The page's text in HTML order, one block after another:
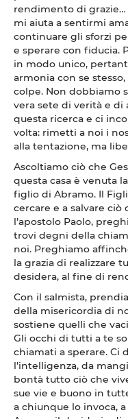
rendimento di
mi aiuta a sentirmi
continuare gli sforzi
e sperare con fiducia.
in modo unico,
armonia con se
colpe. Non dobbiamo
vera sete di verità e di
questa ricerca e ci
volta: rimetti a noi i
alla tentazione, ma
Ascoltiamo ciò che
questa casa è venuta
figlio di Abramo. Il
cercare e a salvare
l’apostolo Paolo,
trovi degni della
noi. Preghiamo
la grazia di realizzare
desidera, al fine di
Con il salmista,
della misericordia di
sostiene quelli che
Gli occhi di tutti a te
chiamati a sperare. Ci
l’intelligenza, da
bontà tutto ciò che
sue vie e buono in
a chiunque lo invoca,